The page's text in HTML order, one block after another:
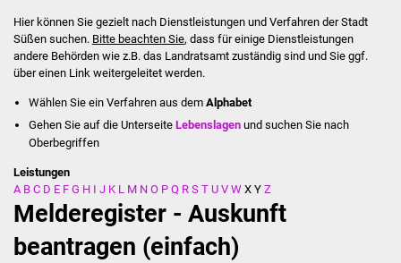
Ratsinformationssystem
Jugendbeirat
Summerrockfestival
Stadtverwaltung
Ansprechpartner
Hier können Sie gezielt nach Dienstleistungen und Verfahren der Stadt
Süßen suchen. Bitte beachten Sie, dass für einige Dienstleistungen
andere Behörden wie z.B. das Landratsamt zuständig sind und Sie ggf.
über einen Link weitergeleitet werden.
Wählen Sie ein Verfahren aus dem Alphabet
Gehen Sie auf die UnterseiteLebenslagen und suchen Sie nach
Oberbegriffen
Leistungen
A B C D E F G H I J K L M N O P Q R S T U V W X Y Z
Melderegister - Auskunft
beantragen (einfach)